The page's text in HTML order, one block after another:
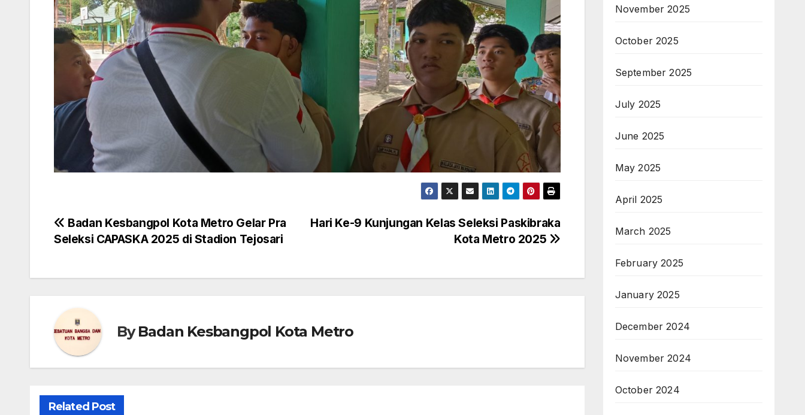
Post
Hari Ke-9 Kunjungan Kelas Seleksi Paskibraka
Kota Metro 2025
Badan Kesbangpol Kota Metro Gelar Pra
Seleksi CAPASKA 2025 di Stadion Tejosari
ByBadan Kesbangpol Kota Metro
Related Post
November 2025
October 2025
September 2025
July 2025
June 2025
May 2025
April 2025
March 2025
February 2025
January 2025
December 2024
November 2024
October 2024